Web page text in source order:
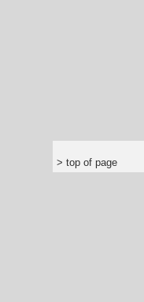
> top of page